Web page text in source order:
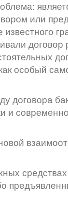
или
договор
особый
договора
и